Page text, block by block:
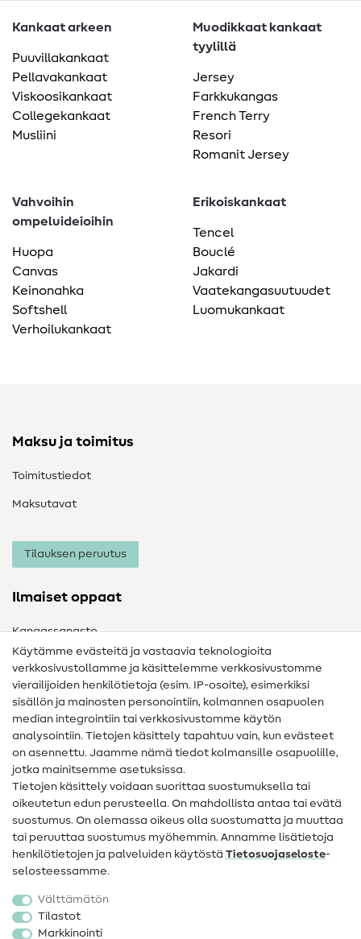
Kankaat arkeen
Puuvillakankaat
Pellavakankaat
Viskoosikankaat
Collegekankaat
Musliini
Muodikkaat kankaat
tyylillä
Jersey
Farkkukangas
French Terry
Resori
Romanit Jersey
Vahvoihin
ompeluideioihin
Huopa
Canvas
Keinonahka
Softshell
Verhoilukankaat
Erikoiskankaat
Tencel
Bouclé
Jakardi
Vaatekangasuutuudet
Luomukankaat
Maksu ja toimitus
Toimitustiedot
Maksutavat
Tilauksen peruutus
Ilmaiset oppaat
Kangassanasto
Ompelusanasto
Ompeluohjeet
Apua ja yhteystiedot
Yhteystiedot
Tietoa omistajanvaihdoksesta
Peruutusoikeus
Suosittu
Kankaat
Ompelutarvikkeet
Käytämme evästeitä ja vastaavia teknologioita
verkkosivustollamme ja käsittelemme verkkosivustomme
vierailijoiden henkilötietoja (esim. IP-osoite), esimerkiksi
sisällön ja mainosten personointiin, kolmannen osapuolen
median integrointiin tai verkkosivustomme käytön
analysointiin. Tietojen käsittely tapahtuu vain, kun evästeet
on asennettu. Jaamme nämä tiedot kolmansille osapuolille,
jotka mainitsemme asetuksissa.
Tietojen käsittely voidaan suorittaa suostumuksella tai
oikeutetun edun perusteella. On mahdollista antaa tai evätä
suostumus. On olemassa oikeus olla suostumatta ja muuttaa
tai peruuttaa suostumus myöhemmin. Annamme lisätietoja
henkilötietojen ja palveluiden käytöstä Tietosuojaseloste-
selosteessamme.
Välttämätön
Tilastot
Markkinointi